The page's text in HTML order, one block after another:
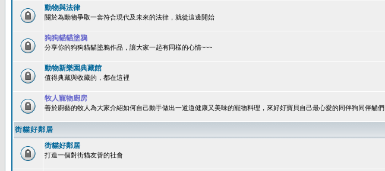
動物與法律
關於為動物爭取一套符合現代及未來的法律，就從這邊開始
狗狗貓貓塗鴉
分享你的狗狗貓貓塗鴉作品，讓大家一起有同樣的心情~~~
動物新樂園典藏館
值得典藏與收藏的，都在這裡
牧人寵物廚房
善於廚藝的牧人為大家介紹如何自己動手做出一道道健康又美味的寵物料理，來好好寶貝自己最心愛的同伴狗同伴貓們
街貓好鄰居
街貓好鄰居
打造一個對街貓友善的社會